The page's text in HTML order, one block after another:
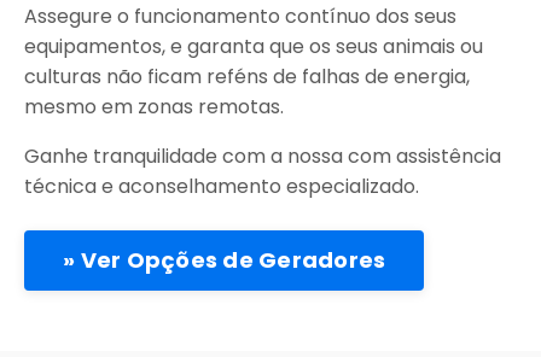
Assegure o funcionamento contínuo dos seus
equipamentos, e garanta que os seus animais ou
culturas não ficam reféns de falhas de energia,
mesmo em zonas remotas.
Ganhe tranquilidade com a nossa com assistência
técnica e aconselhamento especializado.
» Ver Opções de Geradores